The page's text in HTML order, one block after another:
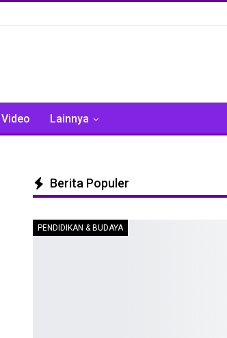
Video Lainnya
Berita Populer
PENDIDIKAN & BUDAYA